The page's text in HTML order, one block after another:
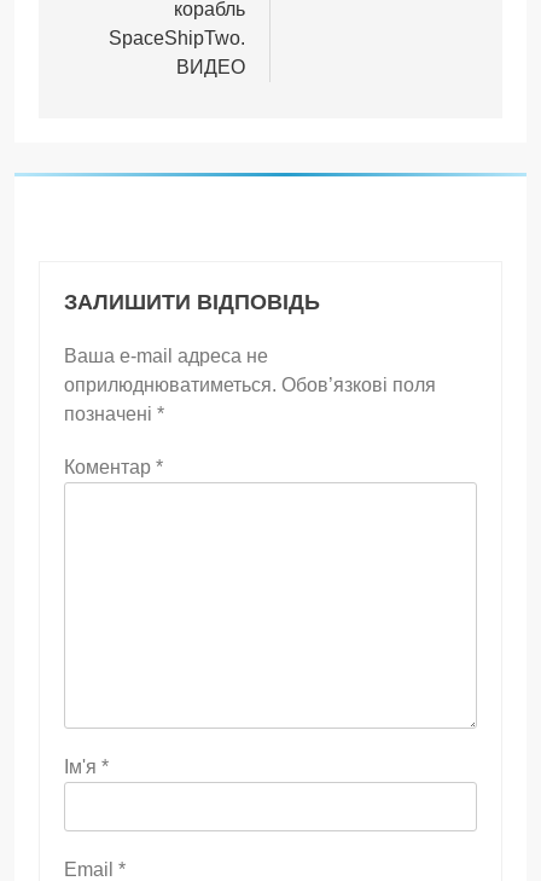
корабль
SpaceShipTwo.
ВИДЕО
ЗАЛИШИТИ ВІДПОВІДЬ
Ваша e-mail адреса не
оприлюднюватиметься. Обов’язкові поля
позначені *
Коментар *
Ім'я *
Email *